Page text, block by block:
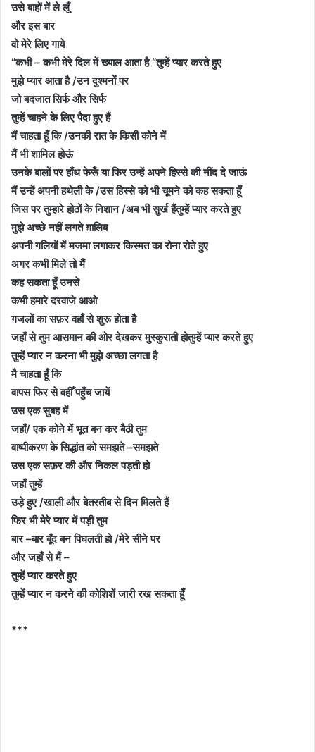
उसे बाहों में ले लूँ
और इस बार
वो मेरे लिए गाये
“कभी–कभी मेरे दिल में ख्याल आता है“तुम्हें प्यार करते हुए
मुझे प्यार आता है/उन दुश्मनों पर
जो बदजात सिर्फ और सिर्फ
तुम्हें चाहने के लिए पैदा हुए हैं
मैं चाहता हूँ कि/उनकी रात के किसी कोने में
मैं भी शामिल होऊं
उनके बालों पर हाँथ फेरूँ या फिर उन्हें अपने हिस्से की नींद दे जाऊं
मैं उन्हें अपनी हथेली के/उस हिस्से को भी चूमनेको कह सकता हूँ
जिस पर तुम्हारे होठों के निशान/अब भी सुर्ख हैंतुम्हें प्यार करते हुए
मुझे अच्छे नहीं लगते ग़ालिब
अपनी गलियों में मजमा लगाकर किस्मत का रोना रोते हुए
अगर कभी मिले तो मैं
कह सकता हूँ उनसे
कभी हमारे दरवाजे आओ
गजलों का सफ़र वहाँ से शुरू होता है
जहाँ से तुम आसमान की ओर देखकर मुस्कुराती होतुम्हें प्यार करते हुए
तुम्हें प्यार न करना भी मुझे अच्छा लगता है
मै चाहता हूँ कि
वापस फिर से वहीँ पहुँच जायें
उस एक सुबह में
जहाँ/एक कोने में भूत बन कर बैठी तुम
वाष्पीकरण के सिद्धांत को समझते–समझते
उस एक सफ़र की और निकल पड़ती हो
जहाँ तुम्हें
उड़े हुए/खाली और बेतरतीब से दिन मिलते हैं
फिर भी मेरे प्यार में पड़ी तुम
बार–बार बूँद बन पिघलती हो/मेरे सीने पर
और जहाँ से मैं–
तुम्हें प्यार करते हुए
तुम्हें प्यार न करने की कोशिशें जारी रख सकता हूँ
***